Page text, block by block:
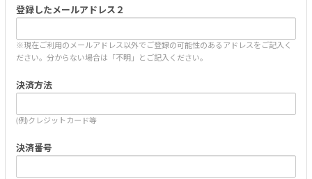
登録したメールアドレス２
※現在ご利用のメールアドレス以外でご登録の可能性のあるアドレスをご記入く
ださい。分からない場合は「不明」とご記入ください。
決済方法
(例)クレジットカード等
決済番号